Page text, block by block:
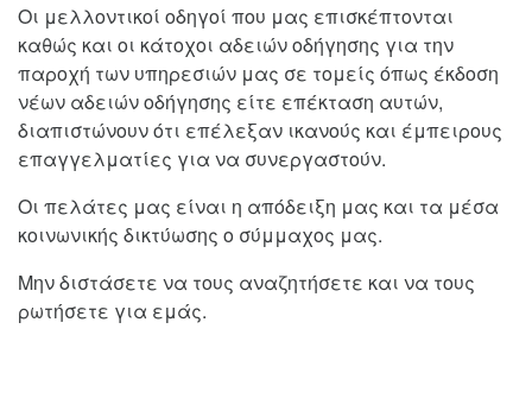
Οι μελλοντικοί οδηγοί που μας επισκέπτονται
καθώς και οι κάτοχοι αδειών οδήγησης για την
παροχή των υπηρεσιών μας σε τομείς όπως έκδοση
νέων αδειών οδήγησης είτε επέκταση αυτών,
διαπιστώνουν ότι επέλεξαν ικανούς και έμπειρους
επαγγελματίες για να συνεργαστούν.
Οι πελάτες μας είναι η απόδειξη μας και τα μέσα
κοινωνικής δικτύωσης ο σύμμαχος μας.
Μην διστάσετε να τους αναζητήσετε και να τους
ρωτήσετε για εμάς.